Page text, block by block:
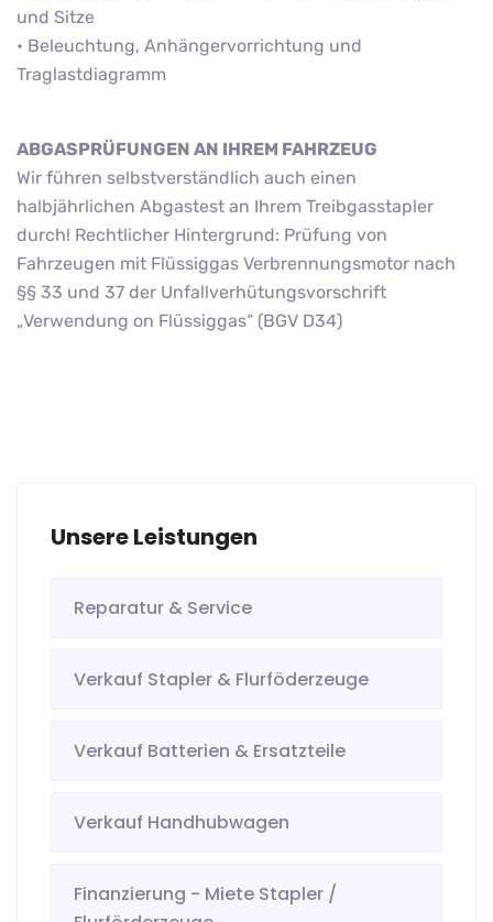
und Sitze
• Beleuchtung, Anhängervorrichtung und
Traglastdiagramm
ABGASPRÜFUNGEN AN IHREM FAHRZEUG
Wir führen selbstverständlich auch einen
halbjährlichen Abgastest an Ihrem Treibgasstapler
durch! Rechtlicher Hintergrund: Prüfung von
Fahrzeugen mit Flüssiggas Verbrennungsmotor nach
§§ 33 und 37 der Unfallverhütungsvorschrift
„Verwendung on Flüssiggas“ (BGV D34)
Unsere Leistungen
Reparatur & Service
Verkauf Stapler & Flurföderzeuge
Verkauf Batterien & Ersatzteile
Verkauf Handhubwagen
Finanzierung - Miete Stapler /